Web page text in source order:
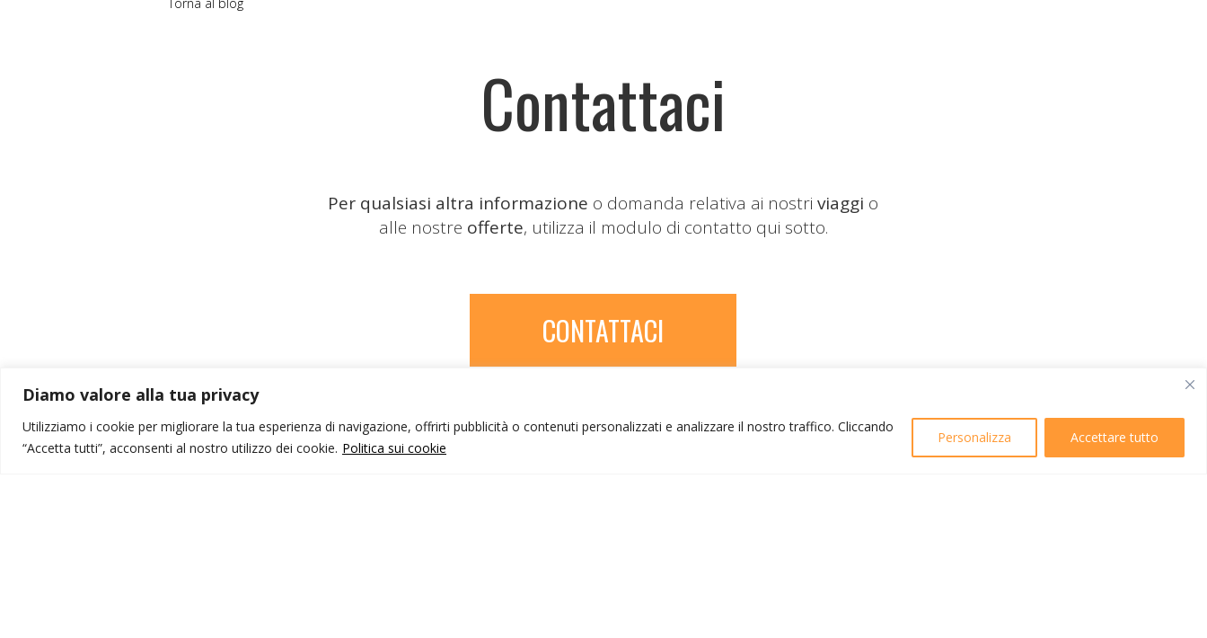
Diamo valore alla tua privacy
Utilizziamo i cookie per migliorare la tua esperienza di navigazione, offrirti pubblicità o contenuti personalizzati e analizzare il nostro traffico. Cliccando
“Accetta tutti”, acconsenti al nostro utilizzo dei cookie. Politica sui cookie
Personalizza Accettare tutto
Contattaci
Per qualsiasi altra informazione o domanda relativa ai nostriviaggi o
alle nostre offerte, utilizza il modulo di contatto qui sotto.
CONTATTACI